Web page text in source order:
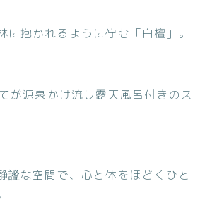
に抱かれるように佇む「白檀」。
が源泉かけ流し露天風呂付きのス
謐な空間で、心と体をほどくひと